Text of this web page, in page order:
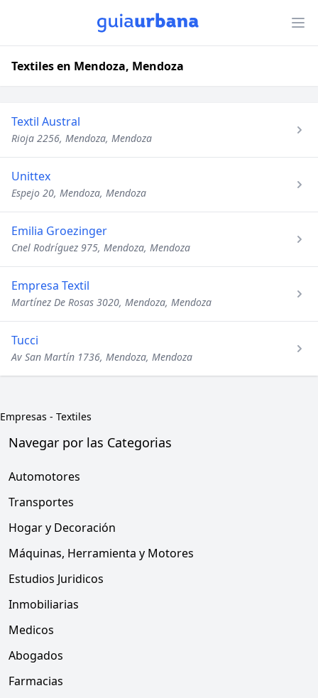
Textiles en Mendoza, Mendoza
Textil Austral
Rioja 2256, Mendoza, Mendoza
Unittex
Espejo 20, Mendoza, Mendoza
Emilia Groezinger
Cnel Rodríguez 975, Mendoza, Mendoza
Empresa Textil
Martínez De Rosas 3020, Mendoza, Mendoza
Tucci
Av San Martín 1736, Mendoza, Mendoza
Empresas - Textiles
Navegar por las Categorias
Automotores
Transportes
Hogar y Decoración
Máquinas, Herramienta y Motores
Estudios Juridicos
Inmobiliarias
Medicos
Abogados
Farmacias